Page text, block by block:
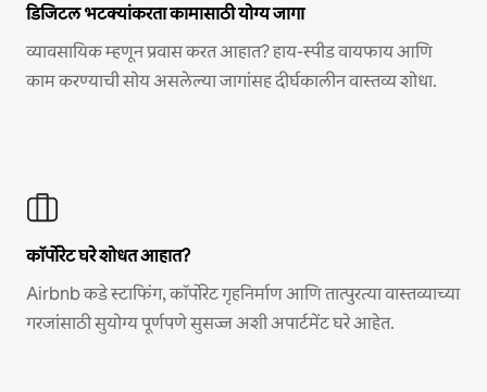
डिजिटल भटक्यांकरता कामासाठी योग्य जागा
व्यावसायिक म्हणून प्रवास करत आहात? हाय-स्पीड वायफाय आणि
काम करण्याची सोय असलेल्या जागांसह दीर्घकालीन वास्तव्य शोधा.
कॉर्पोरेट घरे शोधत आहात?
Airbnb कडे स्टाफिंग, कॉर्पोरेट गृहनिर्माण आणि तात्पुरत्या वास्तव्याच्या
गरजांसाठी सुयोग्य पूर्णपणे सुसज्ज अशी अपार्टमेंट घरे आहेत.